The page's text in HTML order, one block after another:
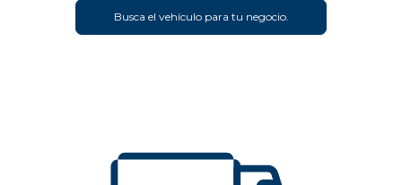
Busca el vehículo para tu negocio.